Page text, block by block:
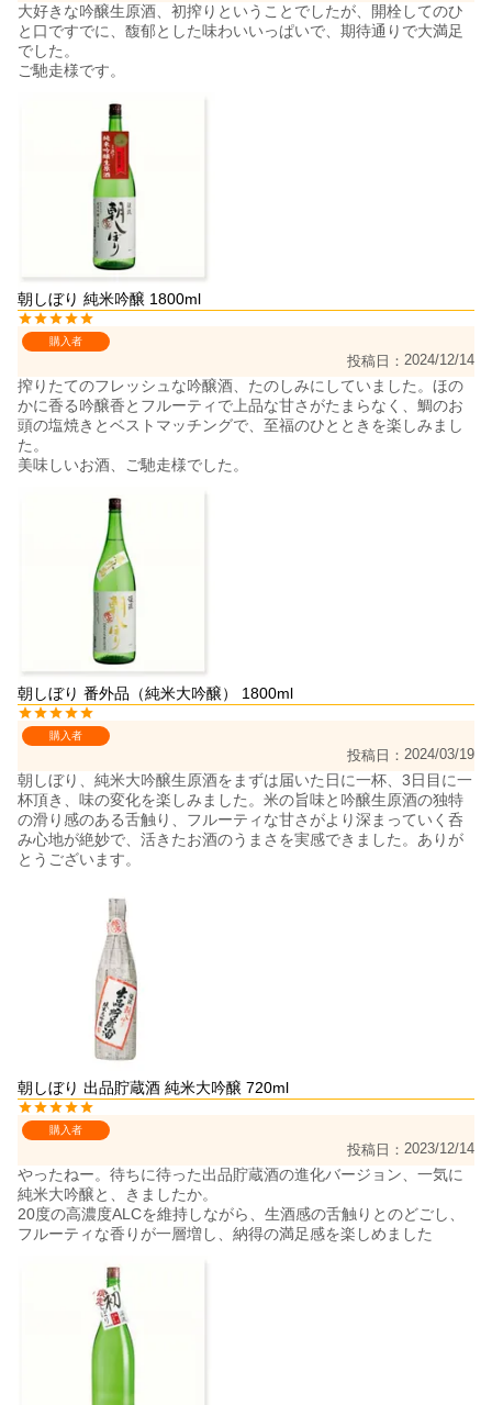
大好きな吟醸生原酒、初搾りということでしたが、開栓してのひ
と口ですでに、馥郁とした味わいいっぱいで、期待通りで大満足
でした。
ご馳走様です。
朝しぼり 純米吟醸 1800ml
購入者
投稿日 2024/12/14
搾りたてのフレッシュな吟醸酒、たのしみにしていました。ほの
かに香る吟醸香とフルーティで上品な甘さがたまらなく、鯛のお
頭の塩焼きとベストマッチングで、至福のひとときを楽しみまし
た。
美味しいお酒、ご馳走様でした。
朝しぼり 番外品（純米大吟醸） 1800ml
購入者
投稿日 2024/03/19
朝しぼり、純米大吟醸生原酒をまずは届いた日に一杯、3日目に一
杯頂き、味の変化を楽しみました。米の旨味と吟醸生原酒の独特
の滑り感のある舌触り、フルーティな甘さがより深まっていく呑
み心地が絶妙で、活きたお酒のうまさを実感できました。ありが
とうございます。
朝しぼり 出品貯蔵酒 純米大吟醸 720ml
購入者
投稿日 2023/12/14
やったねー。待ちに待った出品貯蔵酒の進化バージョン、一気に
純米大吟醸と、きましたか。
20度の高濃度ALCを維持しながら、生酒感の舌触りとのどごし、
フルーティな香りが一層増し、納得の満足感を楽しめました